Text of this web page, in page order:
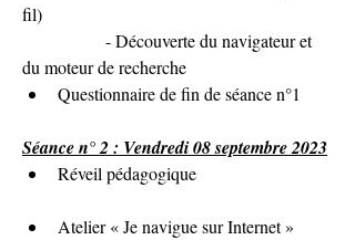
fil)
- Découverte du navigateur et
du moteur de recherche
Questionnaire de fin de séance n°1
Séance n° 2 : Vendredi 08 septembre 2023
Réveil pédagogique
Atelier « Je navigue sur Internet »